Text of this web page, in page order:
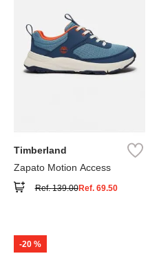
Timberland
Zapato Motion Access
Ref.139.00Ref. 69.50
-20 %